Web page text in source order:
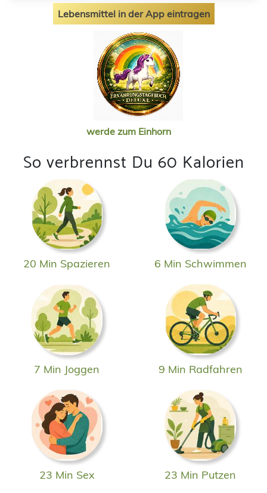
Lebensmittel in der App eintragen
werde zum Einhorn
So verbrennst Du 60 Kalorien
20 Min Spazieren 6 Min Schwimmen
7 Min Joggen 9 Min Radfahren
23 Min Sex 23 Min Putzen